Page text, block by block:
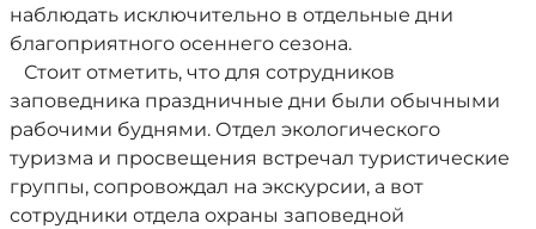
наблюдать исключительно в отдельные дни
благоприятного осеннего сезона.
Стоит отметить, что для сотрудников
заповедника праздничные дни были обычными
рабочими буднями. Отдел экологического
туризма и просвещения встречал туристические
группы, сопровождал на экскурсии, а вот
сотрудники отдела охраны заповедной